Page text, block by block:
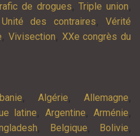
de drogues,Triple union,
Unité des contraires,Vérité
,Vivisection, XXe congrès du
, Algérie, Allemagne,
latine, Argentine, Arménie,
, Belgique, Bolivie,